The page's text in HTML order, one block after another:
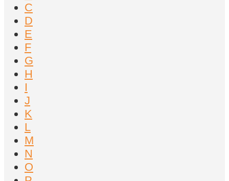
C
D
E
F
G
H
I
J
K
L
M
N
O